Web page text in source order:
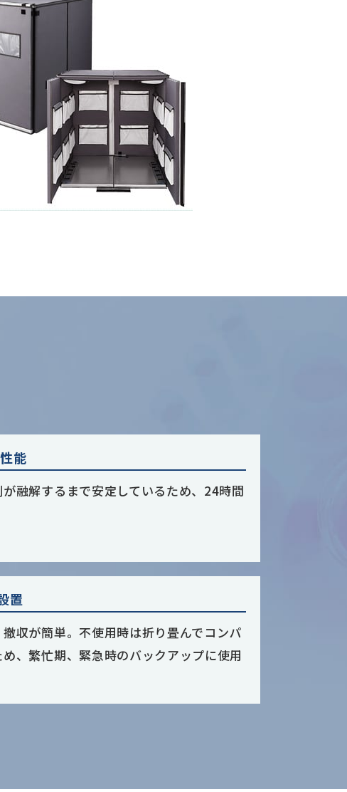
能
融解するまで安定しているため、24時間
置
収が簡単。不使用時は折り畳んでコンパ
、繁忙期、緊急時のバックアップに使用